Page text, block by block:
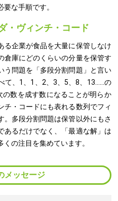
な手順です。
・ヴィンチ・コード
る企業が食品を大量に保管しなけ
倉庫にどのくらいの分量を保管す
う問題を「多段分割問題」と言い
て、1、1、2、3、5、8、13……の
数を成す数になることが明らか
チ・コードにも表れる数列でフィ
。多段分割問題は保管以外にもさ
あるだけでなく、「最適な解」は
くの注目を集めています。
メッセージ